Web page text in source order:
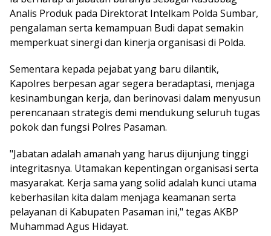
Analis Produk pada Direktorat Intelkam Polda Sumbar,
pengalaman serta kemampuan Budi dapat semakin
memperkuat sinergi dan kinerja organisasi di Polda.
Sementara kepada pejabat yang baru dilantik,
Kapolres berpesan agar segera beradaptasi, menjaga
kesinambungan kerja, dan berinovasi dalam menyusun
perencanaan strategis demi mendukung seluruh tugas
pokok dan fungsi Polres Pasaman.
"Jabatan adalah amanah yang harus dijunjung tinggi
integritasnya. Utamakan kepentingan organisasi serta
masyarakat. Kerja sama yang solid adalah kunci utama
keberhasilan kita dalam menjaga keamanan serta
pelayanan di Kabupaten Pasaman ini," tegas AKBP
Muhammad Agus Hidayat.